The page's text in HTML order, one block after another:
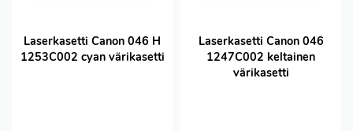
Laserkasetti Canon 046 H
1253C002 cyan värikasetti
Laserkasetti Canon 046
1247C002 keltainen
värikasetti